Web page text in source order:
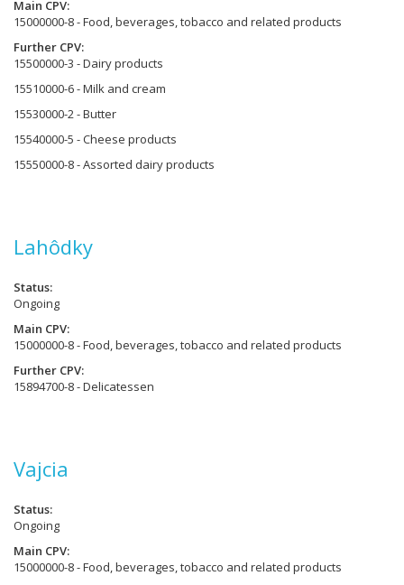
Main CPV
15000000-8 - Food, beverages, tobacco and related products
Further CPV
15500000-3 - Dairy products
15510000-6 - Milk and cream
15530000-2 - Butter
15540000-5 - Cheese products
15550000-8 - Assorted dairy products
Lahôdky
Status
Ongoing
Main CPV
15000000-8 - Food, beverages, tobacco and related products
Further CPV
15894700-8 - Delicatessen
Vajcia
Status
Ongoing
Main CPV
15000000-8 - Food, beverages, tobacco and related products